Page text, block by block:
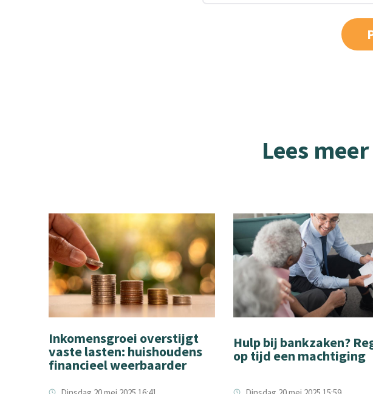
Lees
Inkomensgroei overstijgt
vaste lasten: huishoudens
financieel weerbaarder
Hulp bij bankzaken?
op tijd een machtiging